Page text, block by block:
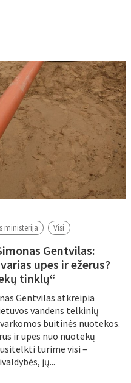
ministerija Visi
Gentvilas:
upes ir ežerus?
tinklų“
Gentvilas atkreipia
vandens telkinių
buitinės nuotekos.
ir upes nuo nuotekų
turime visi –
jų...